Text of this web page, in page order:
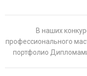
В наших
профессионального
портфолио